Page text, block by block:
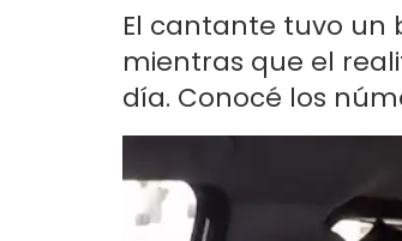
El cantante tuvo un
mientras que el
día. Conocé los